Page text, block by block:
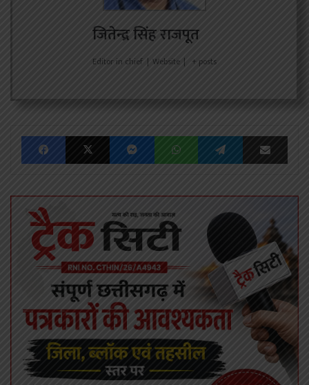
जितेन्द्र सिंह राजपूत
Editor in chief | Website | + posts
FacebookX MessengerWhatsAppTelegram Share via Email